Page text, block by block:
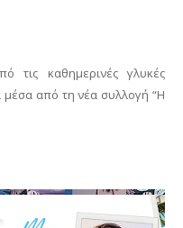
τις καθημερινές γλυκές
μέσα από τη νέα συλλογή “H